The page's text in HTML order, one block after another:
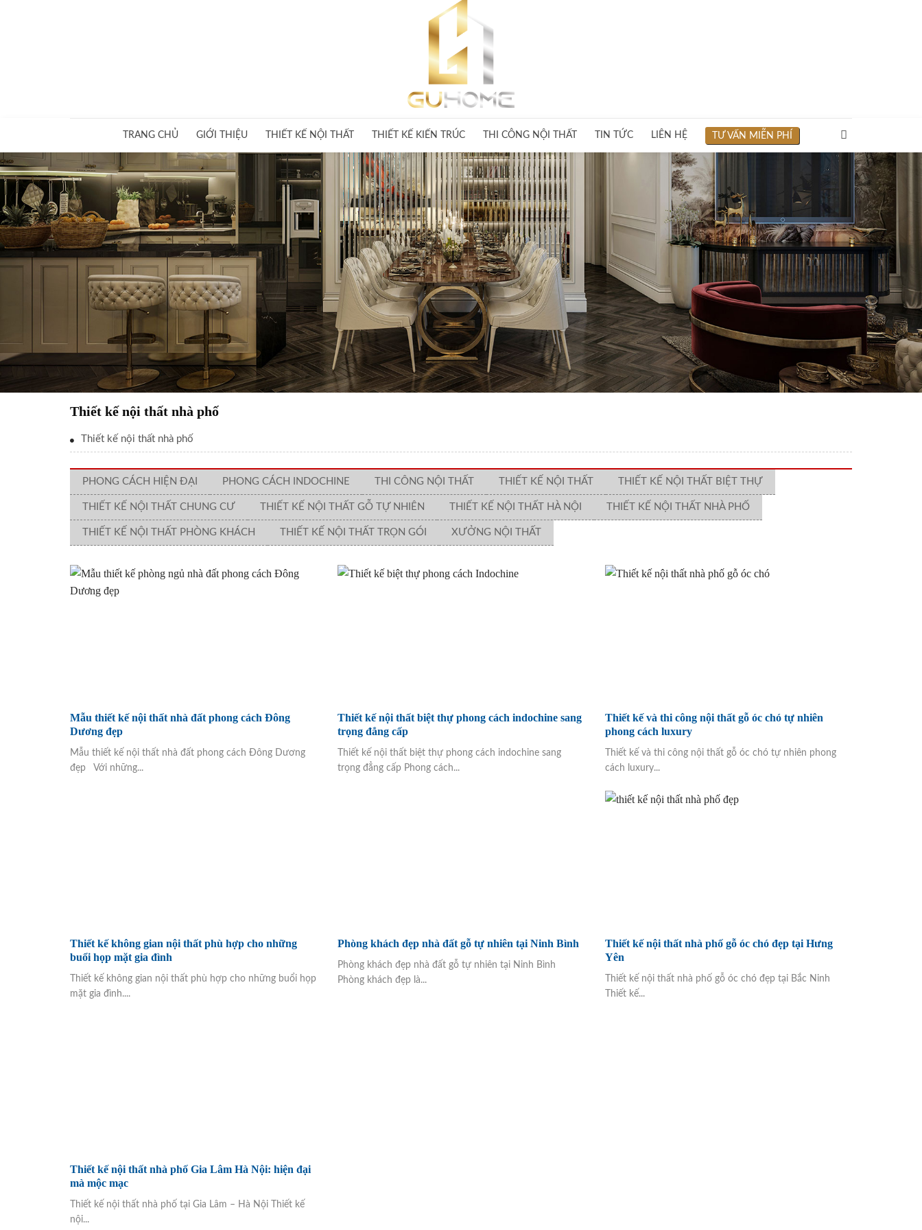
TRANG CHỦ GIỚI THIỆU THIẾT KẾ NỘI THẤT THIẾT KẾ KIẾN TRÚC THI CÔNG NỘI THẤT TIN TỨC LIÊN HỆ TƯ VẤN MIỄN PHÍ
Thiết kế nội thất nhà phố
Thiết kế nội thất nhà phố
PHONG CÁCH HIỆN ĐẠI PHONG CÁCH INDOCHINE THI CÔNG NỘI THẤT THIẾT KẾ NỘI THẤT THIẾT KẾ NỘI THẤT BIỆT THỰ
THIẾT KẾ NỘI THẤT CHUNG CƯ THIẾT KẾ NỘI THẤT GỖ TỰ NHIÊN THIẾT KẾ NỘI THẤT HÀ NỘI THIẾT KẾ NỘI THẤT NHÀ PHỐ
THIẾT KẾ NỘI THẤT PHÒNG KHÁCH THIẾT KẾ NỘI THẤT TRỌN GÓI XƯỞNG NỘI THẤT
Mẫu thiết kế nội thất nhà đất phong cách Đông
Dương đẹp
Mẫu thiết kế nội thất nhà đất phong cách Đông Dương
đẹp Với những...
Thiết kế nội thất biệt thự phong cách indochine sang
trọng đẳng cấp
Thiết kế nội thất biệt thự phong cách indochine sang
trọng đẳng cấp Phong cách...
Thiết kế và thi công nội thất gỗ óc chó tự nhiên
phong cách luxury
Thiết kế và thi công nội thất gỗ óc chó tự nhiên phong
cách luxury...
Thiết kế không gian nội thất phù hợp cho những
buổi họp mặt gia đình
Thiết kế không gian nội thất phù hợp cho những buổi họp
mặt gia đình....
Phòng khách đẹp nhà đất gỗ tự nhiên tại Ninh Bình
Phòng khách đẹp nhà đất gỗ tự nhiên tại Ninh Bình
Phòng khách đẹp là...
Thiết kế nội thất nhà phố gỗ óc chó đẹp tại Hưng
Yên
Thiết kế nội thất nhà phố gỗ óc chó đẹp tại Bắc Ninh
Thiết kế...
Thiết kế nội thất nhà phố Gia Lâm Hà Nội: hiện đại
mà mộc mạc
Thiết kế nội thất nhà phố tại Gia Lâm – Hà Nội Thiết kế
nội...